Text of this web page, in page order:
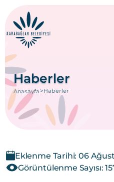
Haberler
Anasayfa>Haberler
Eklenme Tarihi: 06
Görüntülenme Sayısı: